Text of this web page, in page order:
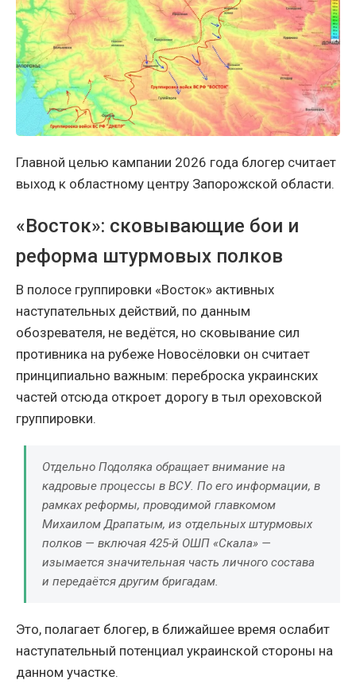
Главной целью кампании 2026 года блогер считает
выход к областному центру Запорожской области.
«Восток»: сковывающие бои и
реформа штурмовых полков
В полосе группировки «Восток» активных
наступательных действий, по данным
обозревателя, не ведётся, но сковывание сил
противника на рубеже Новосёловки он считает
принципиально важным: переброска украинских
частей отсюда откроет дорогу в тыл ореховской
группировки.
Отдельно Подоляка обращает внимание на
кадровые процессы в ВСУ. По его информации, в
рамках реформы, проводимой главкомом
Михаилом Драпатым, из отдельных штурмовых
полков — включая 425-й ОШП «Скала» —
изымается значительная часть личного состава
и передаётся другим бригадам.
Это, полагает блогер, в ближайшее время ослабит
наступательный потенциал украинской стороны на
данном участке.